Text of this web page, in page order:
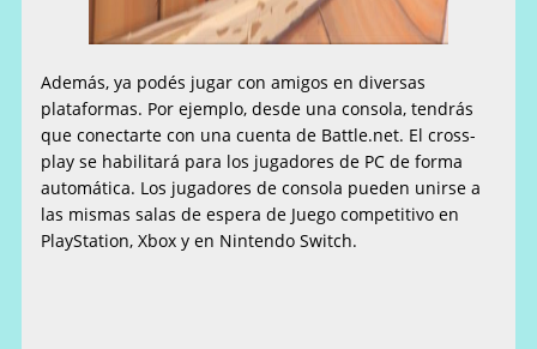
Además, ya podés jugar con amigos en diversas
plataformas. Por ejemplo, desde una consola, tendrás
que conectarte con una cuenta de Battle.net. El cross-
play se habilitará para los jugadores de PC de forma
automática. Los jugadores de consola pueden unirse a
las mismas salas de espera de Juego competitivo en
PlayStation, Xbox y en Nintendo Switch.